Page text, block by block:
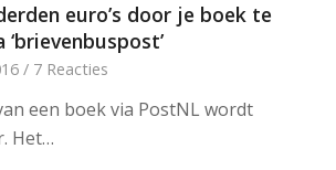
euro’s door je boek te
/ 7 Reacties
een boek via PostNL wordt
Het…